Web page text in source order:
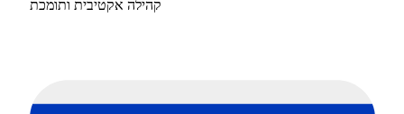
קהילה אקטיבית ותומכת